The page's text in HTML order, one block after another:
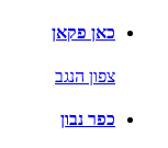
כאן פקאן
צפון הנגב
כפר נבון